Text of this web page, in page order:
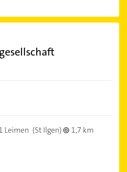
Leimen (St Ilgen)
1,7 km